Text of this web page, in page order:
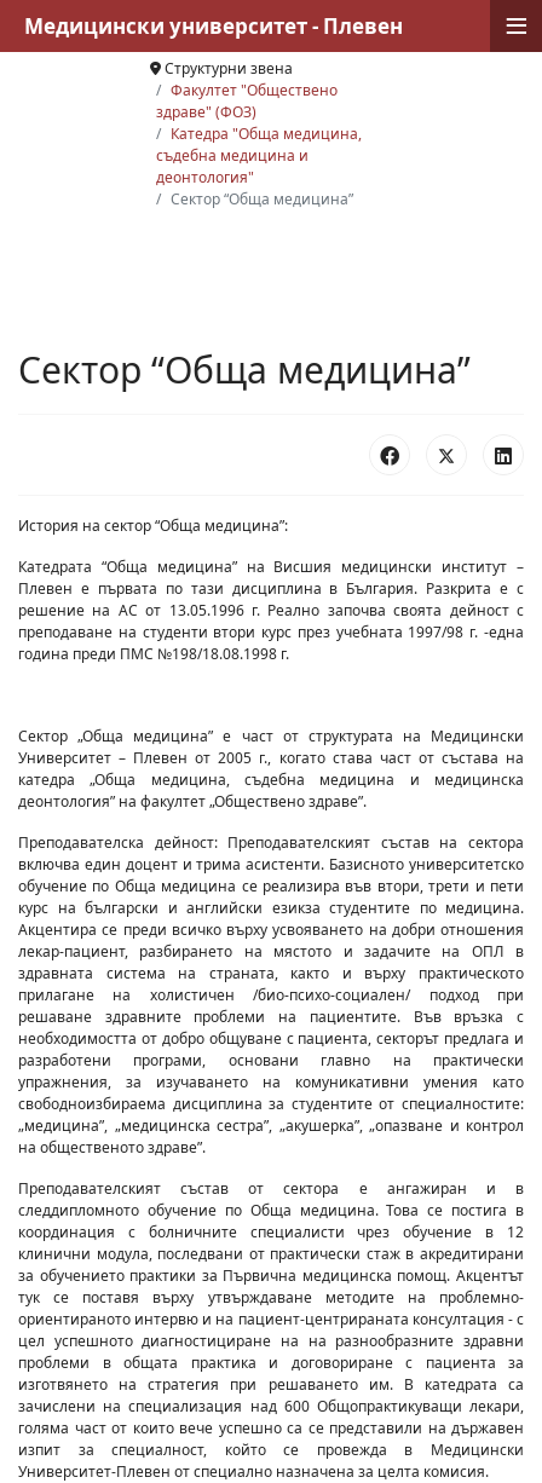
Структурни звена
Факултет "Обществено
здраве" (ФОЗ)
Катедра "Обща медицина,
съдебна медицина и
деонтология"
Сектор “Обща медицина”
Сектор “Обща медицина”
История на сектор “Обща медицина”:
Катедрата “Обща медицина” на Висшия медицински институт –
Плевен е първата по тази дисциплина в България. Разкрита е с
решение на АС от 13.05.1996 г. Реално започва своята дейност с
преподаване на студенти втори курс през учебната 1997/98 г. -една
година преди ПМС №198/18.08.1998 г.
Сектор „Обща медицина” е част от структурата на Медицински
Университет – Плевен от 2005 г., когато става част от състава на
катедра „Обща медицина, съдебна медицина и медицинска
деонтология” на факултет „Обществено здраве”.
Преподавателска дейност: Преподавателският състав на сектора
включва един доцент и трима асистенти. Базисното университетско
обучение по Обща медицина се реализира във втори, трети и пети
курс на български и английски езикза студентите по медицина.
Акцентира се преди всичко върху усвояването на добри отношения
лекар-пациент, разбирането на мястото и задачите на ОПЛ в
здравната система на страната, както и върху практическото
прилагане на холистичен /био-психо-социален/ подход при
решаване здравните проблеми на пациентите. Във връзка с
необходимостта от добро общуване с пациента, секторът предлага и
разработени програми, основани главно на практически
упражнения, за изучаването на комуникативни умения като
свободноизбираема дисциплина за студентите от специалностите:
„медицина”, „медицинска сестра”, „акушерка”, „опазване и контрол
на общественото здраве”.
Преподавателският състав от сектора е ангажиран и в
следдипломното обучение по Обща медицина. Това се постига в
координация с болничните специалисти чрез обучение в 12
клинични модула, последвани от практически стаж в акредитирани
за обучението практики за Първична медицинска помощ. Акцентът
тук се поставя върху утвърждаване методите на проблемно-
ориентираното интервю и на пациент-центрираната консултация - с
цел успешното диагностициране на на разнообразните здравни
проблеми в общата практика и договориране с пациента за
изготвянето на стратегия при решаването им. В катедрата са
зачислени на специализация над 600 Общопрактикуващи лекари,
голяма част от които вече успешно са се представили на държавен
изпит за специалност, който се провежда в Медицински
Университет-Плевен от специално назначена за целта комисия.
Медицински университет - Плевен ≡